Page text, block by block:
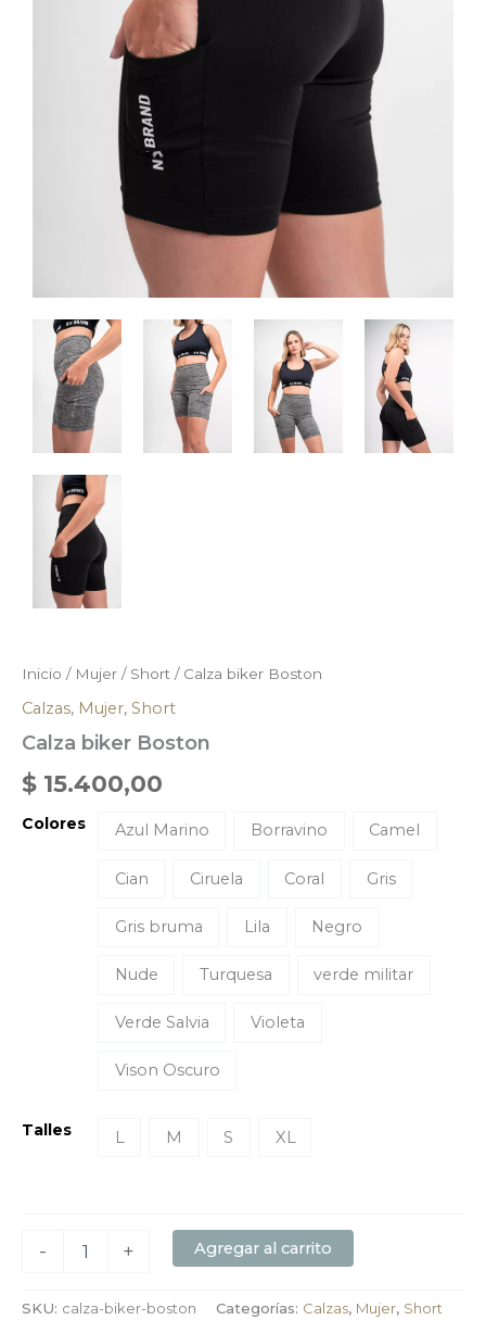
Inicio / Mujer / Short / Calza biker Boston
Calzas, Mujer, Short
Calza biker Boston
$ 15.400,00
Colores Azul Marino Borravino Camel
Cian Ciruela Coral Gris
Gris bruma Lila Negro
Nude Turquesa verde militar
Verde Salvia Violeta
Vison Oscuro
Talles L M S XL
- + Agregar al carrito
SKU: calza-biker-boston Categorías: Calzas, Mujer, Short